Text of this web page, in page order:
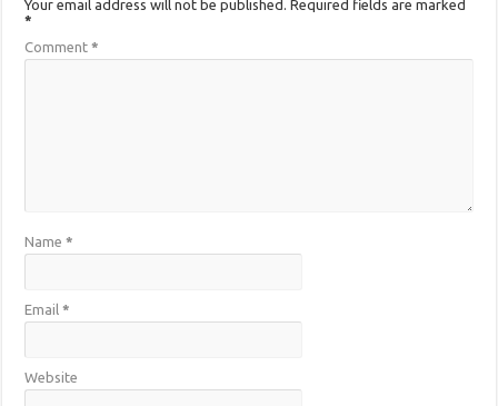
Your email address will not be published.
Required fields are marked
*
Comment*
Name*
Email*
Website